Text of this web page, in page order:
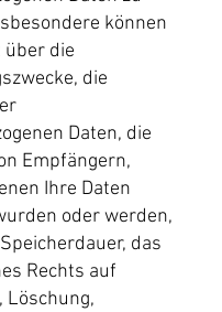
können
die
die
Daten, die
Empfängern,
Ihre Daten
oder werden,
das
Rechts auf
Löschung,